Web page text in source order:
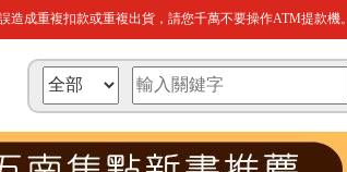
成重複扣款或重複出貨，請您千萬不要操作ATM提款機。